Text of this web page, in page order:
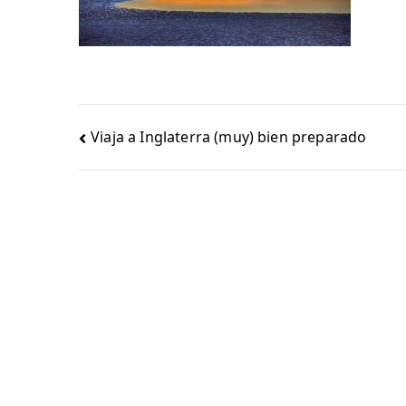
Navegación
de
Viaja a Inglaterra (muy) bien preparado